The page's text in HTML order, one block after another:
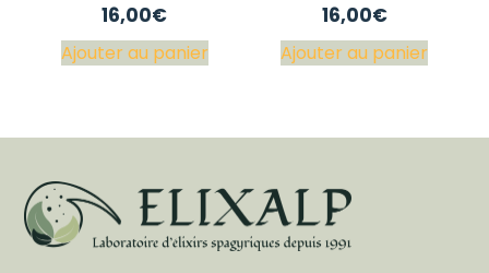
16,00€
Ajouter au panier
16,00€
Ajouter au panier